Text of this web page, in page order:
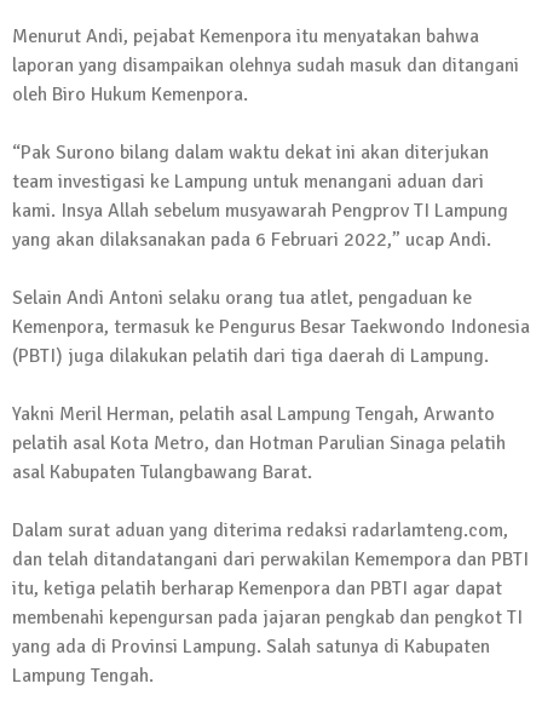
Laporkan Kasus Pengeroyokan yang
Dialaminya ke Propam Polda Lampung
19 Maret 2024 | 16:01
Anggota MPR-RI I Komang Koheri
Kembali Laksanakan Sosialisasi 4 Pilar
Kebangsaan, Kali Ini Digelar di Tubaba
Menurut Andi, pejabat Kemenpora itu menyatakan bahwa
laporan yang disampaikan olehnya sudah masuk dan ditangani
oleh Biro Hukum Kemenpora.
“Pak Surono bilang dalam waktu dekat ini akan diterjukan
team investigasi ke Lampung untuk menangani aduan dari
kami. Insya Allah sebelum musyawarah Pengprov TI Lampung
yang akan dilaksanakan pada 6 Februari 2022,” ucap Andi.
Selain Andi Antoni selaku orang tua atlet, pengaduan ke
Kemenpora, termasuk ke Pengurus Besar Taekwondo Indonesia
(PBTI) juga dilakukan pelatih dari tiga daerah di Lampung.
Yakni Meril Herman, pelatih asal Lampung Tengah, Arwanto
pelatih asal Kota Metro, dan Hotman Parulian Sinaga pelatih
asal Kabupaten Tulangbawang Barat.
Dalam surat aduan yang diterima redaksi radarlamteng.com,
dan telah ditandatangani dari perwakilan Kemempora dan PBTI
itu, ketiga pelatih berharap Kemenpora dan PBTI agar dapat
membenahi kepengursan pada jajaran pengkab dan pengkot TI
yang ada di Provinsi Lampung. Salah satunya di Kabupaten
Lampung Tengah.